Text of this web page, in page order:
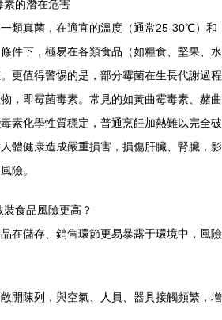
素的潛在危害
類真菌，在適宜的溫度（通常25-30℃）和
件下，極易在各類食品（如糧食、堅果、水
更值得警惕的是，部分霉菌在生長代謝過程
，即霉菌毒素。常見的如黃曲霉毒素、赭曲
素化學性質穩定，普通烹飪加熱難以完全破
體健康造成嚴重損害，損傷肝臟、腎臟，影
險。
食品風險更高？
在儲存、銷售環節更易暴露于環境中，風險
開陳列，與空氣、人員、器具接觸頻繁，增